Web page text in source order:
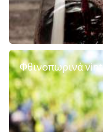
Φθινοπωρινά